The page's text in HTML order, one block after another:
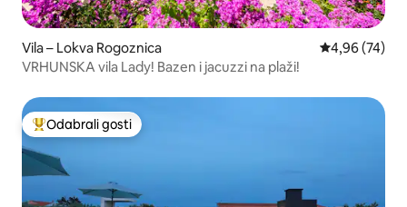
Vila – Lokva Rogoznica Prosječna
4,96 (74)
VRHUNSKA vila Lady! Bazen i jacuzzi na plaži!
Među najviše rangiranima s oznakom „Odabrali gosti”
Odabrali gosti